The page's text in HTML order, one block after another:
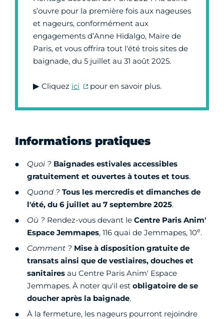
s’ouvre pour la première fois aux nageuses
et nageurs, conformément aux
engagements d’Anne Hidalgo, Maire de
Paris, et vous offrira tout l'été trois sites de
baignade, du 5 juillet au 31 août 2025.
▶ Cliquez ici pour en savoir plus.
Informations pratiques
Quoi ? Baignades estivales accessibles
gratuitement et ouvertes à toutes et tous.
Quand ? Tous les mercredis et dimanches de
l'été, du 6 juillet au 7 septembre 2025.
Où ? Rendez-vous devant le Centre Paris Anim'
Espace Jemmapes, 116 quai de Jemmapes, 10e.
Comment ? Mise à disposition gratuite de
transats ainsi que de vestiaires, douches et
sanitaires au Centre Paris Anim' Espace
Jemmapes. À noter qu'il est obligatoire de se
doucher après la baignade.
À la fermeture, les nageurs pourront rejoindre